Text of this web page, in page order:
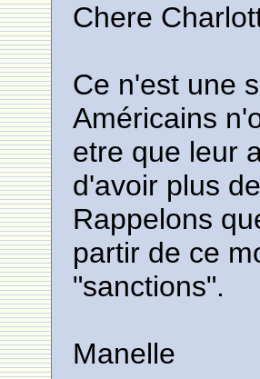
Chere
Ce n'est une
Américains
etre que leur
d'avoir plus
Rappelons
partir de ce
"sanctions".
Manelle